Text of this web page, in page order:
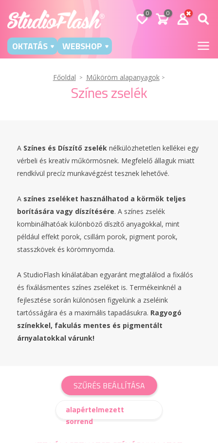
0 0
OKTATÁS WEBSHOP
Főoldal Műköröm alapanyagok
Színes zselék
A Színes és Díszítő zselék nélkülözhetetlen kellékei egy
vérbeli és kreatív műkörmösnek. Megfelelő állaguk miatt
rendkívül precíz munkavégzést tesznek lehetővé.
A színes zseléket használhatod a körmök teljes
borítására vagy díszítésére. A színes zselék
kombinálhatóak különböző díszítő anyagokkal, mint
például effekt porok, csillám porok, pigment porok,
stasszkövek és körömnyomda.
A StudioFlash kínálatában egyaránt megtalálod a fixálós
és fixálásmentes színes zseléket is. Termékeinknél a
fejlesztése során különösen figyelünk a zseléink
tartósságára és a maximális tapadásukra. Ragyogó
színekkel, fakulás mentes és pigmentált
árnyalatokkal várunk!
SZŰRÉS BEÁLLÍTÁSA
alapértelmezett
sorrend